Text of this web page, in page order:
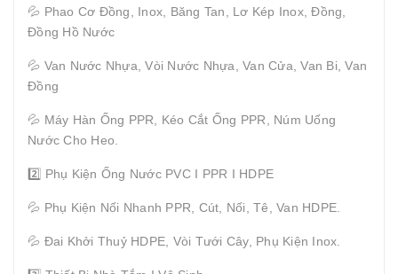
💦 Phao Cơ Đồng, Inox, Băng Tan, Lơ Kép Inox, Đồng,
Đồng Hồ Nước
💦 Van Nước Nhựa, Vòi Nước Nhựa, Van Cửa, Van Bi, Van
Đồng
💦 Máy Hàn Ống PPR, Kéo Cắt Ống PPR, Núm Uống
Nước Cho Heo.
2️⃣ Phụ Kiện Ống Nước PVC I PPR I HDPE
💦 Phụ Kiện Nối Nhanh PPR, Cút, Nối, Tê, Van HDPE.
💦 Đai Khởi Thuỷ HDPE, Vòi Tưới Cây, Phụ Kiện Inox.